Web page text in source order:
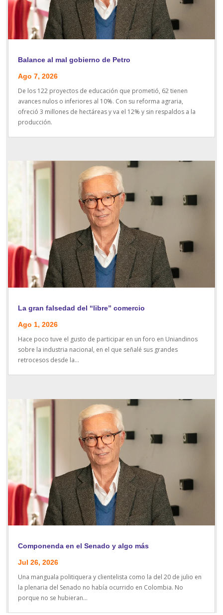
Balance al mal gobierno de Petro
Ago 7, 2026
De los 122 proyectos de educación que prometió, 62 tienen
avances nulos o inferiores al 10%. Con su reforma agraria,
ofreció 3 millones de hectáreas y va el 12% y sin respaldos a la
producción.
La gran falsedad del “libre” comercio
Ago 1, 2026
Hace poco tuve el gusto de participar en un foro en Uniandinos
sobre la industria nacional, en el que señalé sus grandes
retrocesos desde la...
Componenda en el Senado y algo más
Jul 26, 2026
Una manguala politiquera y clientelista como la del 20 de julio en
la plenaria del Senado no había ocurrido en Colombia. No
porque no se hubieran...